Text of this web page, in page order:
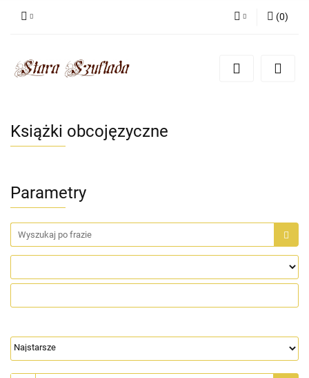
Zarejestruj się
(0)
Książki obcojęzyczne
Parametry